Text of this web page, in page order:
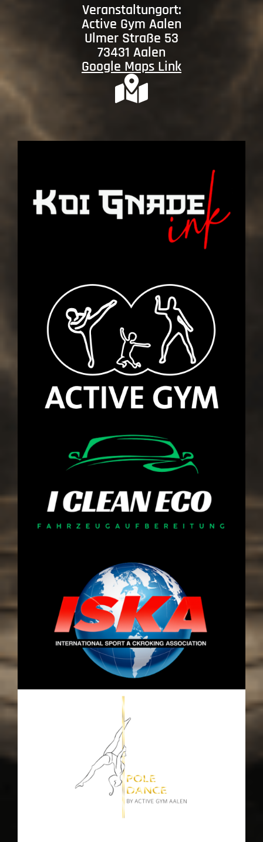
Veranstaltungort:
Active Gym Aalen
Ulmer Straße 53
73431 Aalen
Google Maps Link